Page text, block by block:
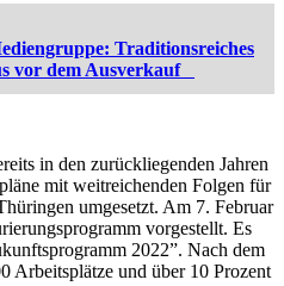
Traditionsreiches
vor dem Ausverkauf
in den zurückliegenden Jahren
mit weitreichenden Folgen für
umgesetzt. Am 7. Februar
vorgestellt. Es
2022”. Nach dem
Arbeitsplätze und über 10 Prozent